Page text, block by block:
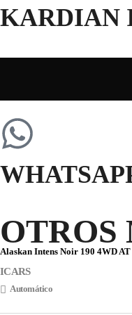
KARDIAN
OTROS
Alaskan Intens Noir 190 4WD AT
ICARS
Automático